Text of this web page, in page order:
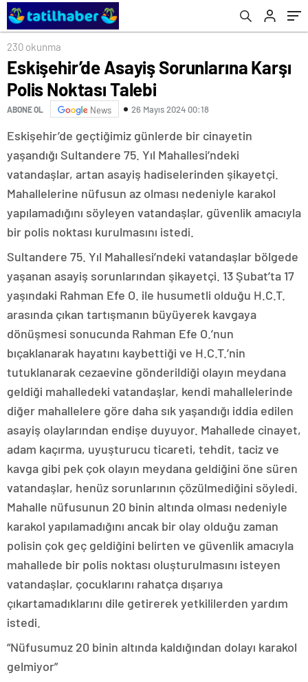
230 okunma
Eskişehir’de Asayiş Sorunlarına Karşı
Polis Noktası Talebi
ABONE OL News 26 Mayıs 2024 00:18
Eskişehir’de geçtiğimiz günlerde bir cinayetin
yaşandığı Sultandere 75. Yıl Mahallesi’ndeki
vatandaşlar, artan asayiş hadiselerinden şikayetçi.
Mahallelerine nüfusun az olması nedeniyle karakol
yapılamadığını söyleyen vatandaşlar, güvenlik amacıyla
bir polis noktası kurulmasını istedi.
Sultandere 75. Yıl Mahallesi’ndeki vatandaşlar bölgede
yaşanan asayiş sorunlarından şikayetçi. 13 Şubat’ta 17
yaşındaki Rahman Efe O. ile husumetli olduğu H.C.T.
arasında çıkan tartışmanın büyüyerek kavgaya
dönüşmesi sonucunda Rahman Efe O.’nun
bıçaklanarak hayatını kaybettiği ve H.C.T.’nin
tutuklanarak cezaevine gönderildiği olayın meydana
geldiği mahalledeki vatandaşlar, kendi mahallelerinde
diğer mahallelere göre daha sık yaşandığı iddia edilen
asayiş olaylarından endişe duyuyor. Mahallede cinayet,
adam kaçırma, uyuşturucu ticareti, tehdit, taciz ve
kavga gibi pek çok olayın meydana geldiğini öne süren
vatandaşlar, henüz sorunlarının çözülmediğini söyledi.
Mahalle nüfusunun 20 binin altında olması nedeniyle
karakol yapılamadığını ancak bir olay olduğu zaman
polisin çok geç geldiğini belirten ve güvenlik amacıyla
mahallede bir polis noktası oluşturulmasını isteyen
vatandaşlar, çocuklarını rahatça dışarıya
çıkartamadıklarını dile getirerek yetkililerden yardım
istedi.
“Nüfusumuz 20 binin altında kaldığından dolayı karakol
gelmiyor”